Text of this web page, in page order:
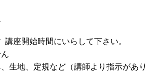
講座開始時間にいらして下さい。
生地、定規など（講師より指示があり